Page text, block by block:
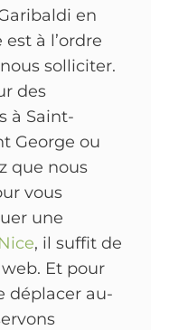
en
à l’ordre
solliciter.
des
à Saint-
George ou
que nous
vous
une
, il suffit de
Et pour
déplacer au-